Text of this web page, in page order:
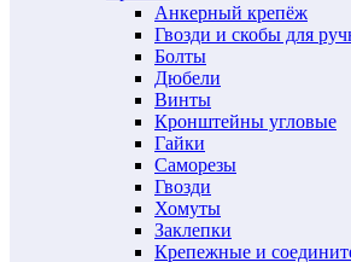
Анкерный крепёж
Гвозди и скобы для
Болты
Дюбели
Винты
Кронштейны угловые
Гайки
Саморезы
Гвозди
Хомуты
Заклепки
Крепежные и